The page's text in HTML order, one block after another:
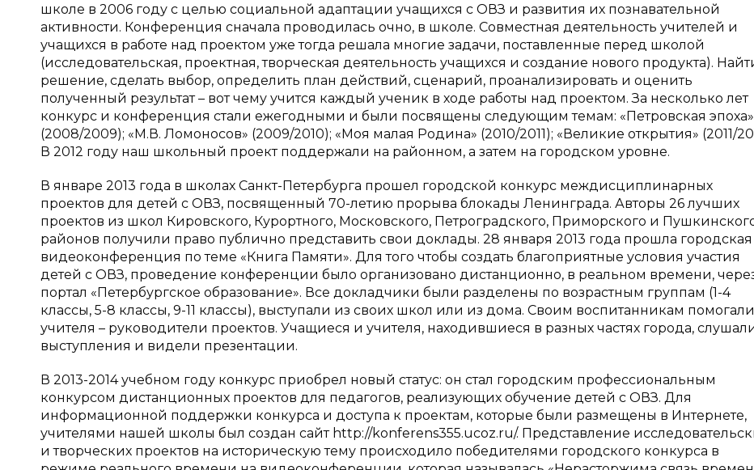
школе в 2006 году с целью социальной адаптации учащихся с ОВЗ и развития их познавательной
активности. Конференция сначала проводилась очно, в школе. Совместная деятельность учителей и
учащихся в работе над проектом уже тогда решала многие задачи, поставленные перед школой
(исследовательская, проектная, творческая деятельность учащихся и создание нового продукта).
решение, сделать выбор, определить план действий, сценарий, проанализировать и оценить
полученный результат – вот чему учится каждый ученик в ходе работы над проектом. За несколько лет
конкурс и конференция стали ежегодными и были посвящены следующим темам: «Петровская эпоха»
(2008/2009); «М.В. Ломоносов» (2009/2010); «Моя малая Родина» (2010/2011); «Великие открытия» (2011/
В 2012 году наш школьный проект поддержали на районном, а затем на городском уровне.
В январе 2013 года в школах Санкт-Петербурга прошел городской конкурс междисциплинарных
проектов для детей с ОВЗ, посвященный 70-летию прорыва блокады Ленинграда. Авторы 26 лучших
проектов из школ Кировского, Курортного, Московского, Петроградского, Приморского и
районов получили право публично представить свои доклады. 28 января 2013 года прошла городская
видеоконференция по теме «Книга Памяти». Для того чтобы создать благоприятные условия участия
детей с ОВЗ, проведение конференции было организовано дистанционно, в реальном времени,
портал «Петербургское образование». Все докладчики были разделены по возрастным группам (1-4
классы, 5-8 классы, 9-11 классы), выступали из своих школ или из дома. Своим воспитанникам помогали
учителя – руководители проектов. Учащиеся и учителя, находившиеся в разных частях города,
выступления и видели презентации.
В 2013-2014 учебном году конкурс приобрел новый статус: он стал городским профессиональным
конкурсом дистанционных проектов для педагогов, реализующих обучение детей с ОВЗ. Для
информационной поддержки конкурса и доступа к проектам, которые были размещены в Интернете,
учителями нашей школы был создан сайт http://konferens355.ucoz.ru/. Представление
и творческих проектов на историческую тему происходило победителями городского конкурса в